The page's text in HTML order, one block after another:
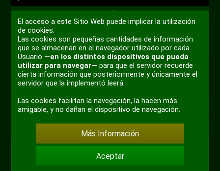
@Tri-line
+ 2
Conocimiento ortográfico
El acceso a este Sitio Web puede implicar la utilización
de cookies.
Las cookies son pequeñas cantidades de información
que se almacenan en el navegador utilizado por cada
Usuario —en los distintos dispositivos que pueda
utilizar para navegar— para que el servidor recuerde
cierta información que posteriormente y únicamente el
servidor que la implementó leerá.
Las cookies facilitan la navegación, la hacen más
amigable, y no dañan el dispositivo de navegación.
Más Información
Aceptar